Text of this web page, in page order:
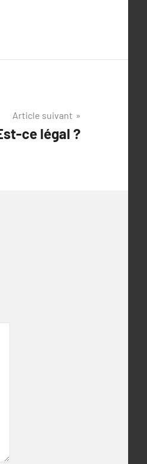
Article suivant
ce légal ?